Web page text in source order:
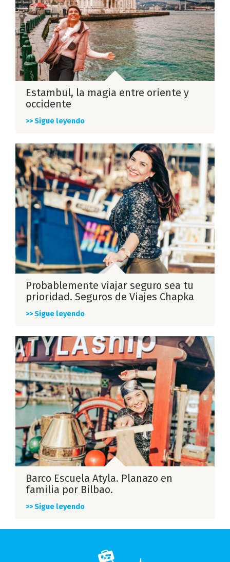
Estambul, la magia entre oriente y
occidente
>> Sigue leyendo
Probablemente viajar seguro sea tu
prioridad. Seguros de Viajes Chapka
>> Sigue leyendo
Barco Escuela Atyla. Planazo en
familia por Bilbao.
>> Sigue leyendo